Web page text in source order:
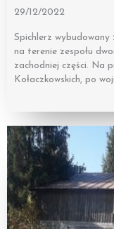
29/12/2022
Spichlerz wybudowany
na terenie zespołu
zachodniej części. Na
Kołaczkowskich, po